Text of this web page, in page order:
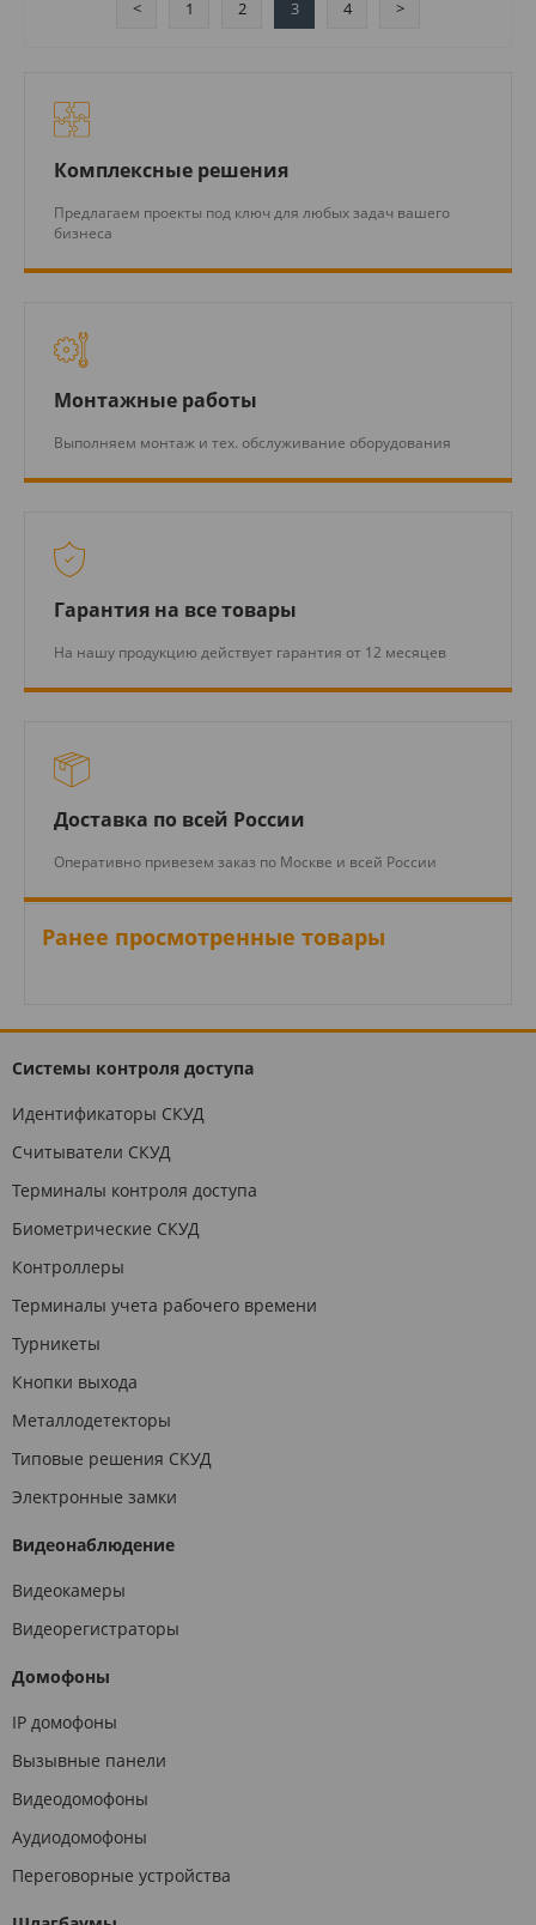
< 1 2 3 4 >
Комплексные решения
Предлагаем проекты под ключ для любых задач вашего
бизнеса
Монтажные работы
Выполняем монтаж и тех. обслуживание оборудования
Гарантия на все товары
На нашу продукцию действует гарантия от 12 месяцев
Доставка по всей России
Оперативно привезем заказ по Москве и всей России
Ранее просмотренные товары
Системы контроля доступа
Идентификаторы СКУД
Считыватели СКУД
Терминалы контроля доступа
Биометрические СКУД
Контроллеры
Терминалы учета рабочего времени
Турникеты
Кнопки выхода
Металлодетекторы
Типовые решения СКУД
Электронные замки
Видеонаблюдение
Видеокамеры
Видеорегистраторы
Домофоны
IP домофоны
Вызывные панели
Видеодомофоны
Аудиодомофоны
Переговорные устройства